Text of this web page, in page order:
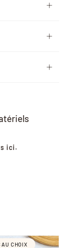
ici.
CHOIX